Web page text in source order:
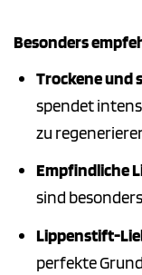
Besonders
Trockene und
spendet
zu
Empfindliche
sind
Lippenstift-
perfekte